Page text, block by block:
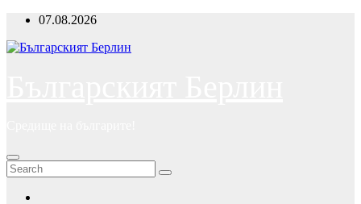
Skip
content
07.08.2026